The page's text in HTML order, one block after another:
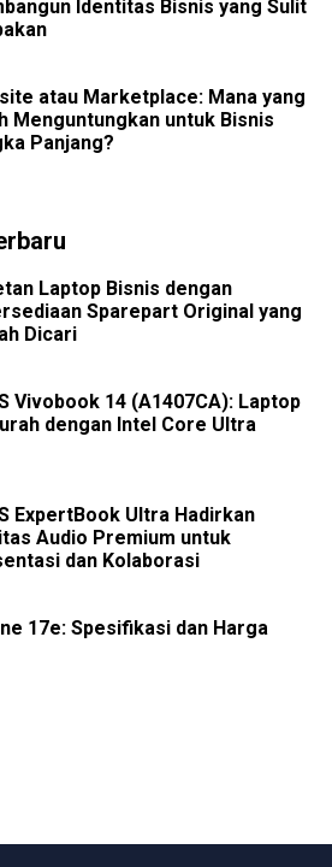
Identitas Bisnis yang Sulit
atau Marketplace: Mana yang
Menguntungkan untuk Bisnis
Panjang?
Laptop Bisnis dengan
Sparepart Original yang
Dicari
Vivobook 14 (A1407CA): Laptop
dengan Intel Core Ultra
ExpertBook Ultra Hadirkan
Audio Premium untuk
dan Kolaborasi
17e: Spesifikasi dan Harga